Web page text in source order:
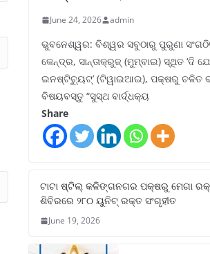
June 24, 2026 admin
ଭୁବନେଶ୍ୱର: ବିଶ୍ୱର ସବୁଠାରୁ ପୁରୁଣା
କେନ୍ଦ୍ର, ସାନ୍ତାକ୍ରୁଜ୍ (ମୁମ୍ବାଇ) ସ୍ଥିତ ‘ଦି
ଇନଷ୍ଟିଚ୍ୟୁଟ୍‌’ (ଟିୱାଇଆଇ), ପକ୍ଷରୁ ଚଳିତ
ବିଷୟବସ୍ତୁ “ସୁସ୍ଥ ବାର୍ଦ୍ଧକ୍ୟ
Share
ଟାଟା ଷ୍ଟିଲ୍‌ କଳିଙ୍ଗନଗର ପକ୍ଷରୁ ମେଗା
ଶିବିରରେ ୨୮୦ ୟୁନିଟ୍‌ ରକ୍ତ ସଂଗୃହୀତ
June 19, 2026